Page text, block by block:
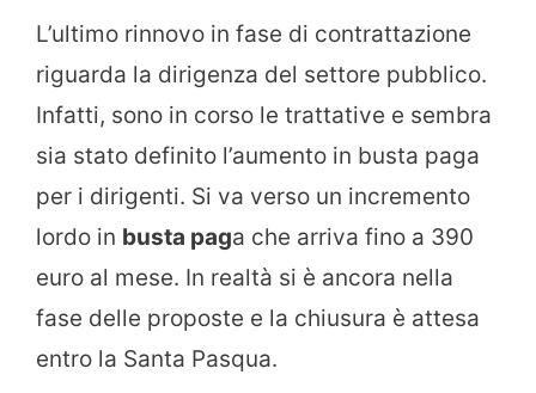
L’ultimo rinnovo in fase di contrattazione
riguarda la dirigenza del settore pubblico.
Infatti, sono in corso le trattative e sembra
sia stato definito l’aumento in busta paga
per i dirigenti. Si va verso un incremento
lordo in busta paga che arriva fino a 390
euro al mese. In realtà si è ancora nella
fase delle proposte e la chiusura è attesa
entro la Santa Pasqua.